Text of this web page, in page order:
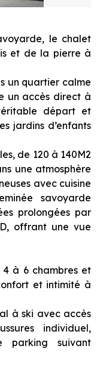
le chalet
et de la pierre à
un quartier calme
un accès direct à
départ et
jardins d’enfants
de 120 à 140M2
une atmosphère
avec cuisine
savoyarde
prolongées par
offrant une vue
4 à 6 chambres et
et intimité à
à ski avec accès
individuel,
suivant